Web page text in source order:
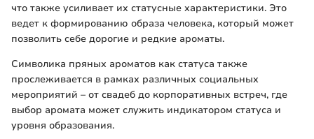
что также усиливает их статусные характеристики. Это
ведет к формированию образа человека, который может
позволить себе дорогие и редкие ароматы.
Символика пряных ароматов как статуса также
прослеживается в рамках различных социальных
мероприятий – от свадеб до корпоративных встреч, где
выбор аромата может служить индикатором статуса и
уровня образования.